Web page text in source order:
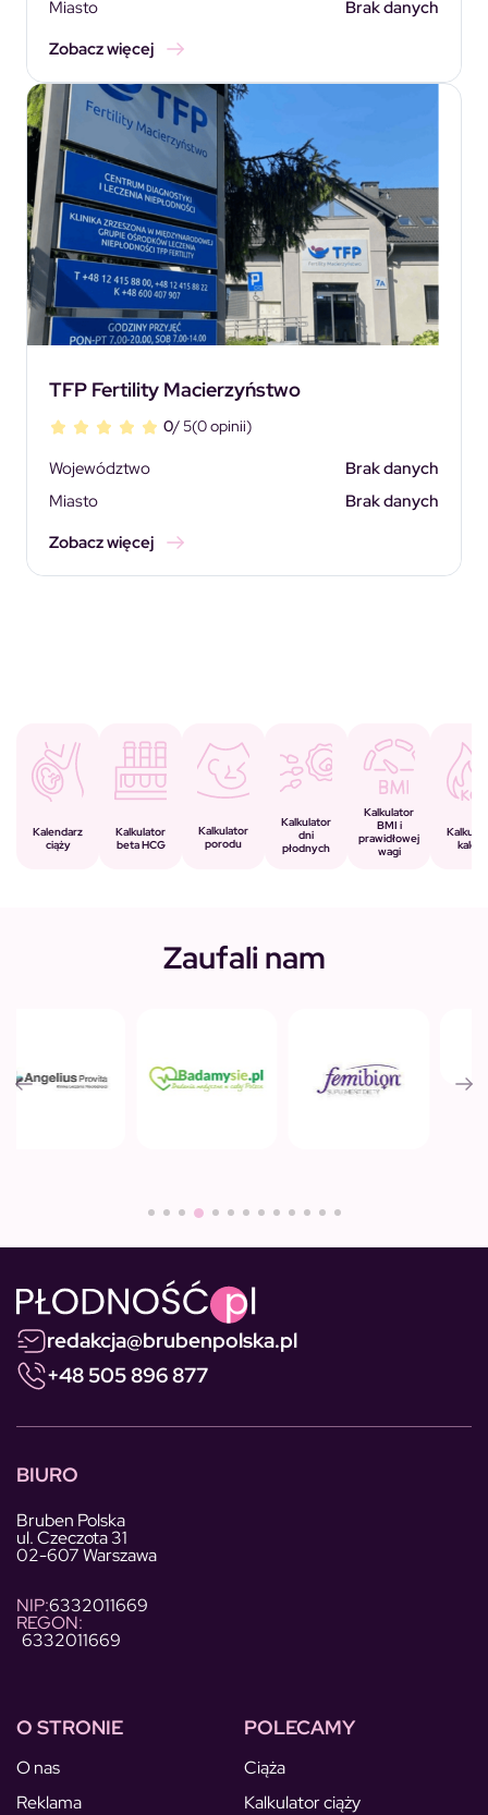
Miasto
Brak danych
Zobacz więcej
TFP Fertility Macierzyństwo
0/ 5(0 opinii)
Województwo
Brak danych
Miasto
Brak danych
Zobacz więcej
Kalendarz
ciąży
Kalkulator
beta HCG
Kalkulator
porodu
Kalkulator
dni
płodnych
Kalkulator
BMI i
prawidłowej
wagi
kalorii
Zaufali nam
redakcja@brubenpolska.pl
+48 505 896 877
BIURO
Bruben Polska
ul. Czeczota 31
02-607 Warszawa
NIP:6332011669
REGON:
6332011669
O STRONIE
O nas
Reklama
POLECAMY
Ciąża
Kalkulator ciąży